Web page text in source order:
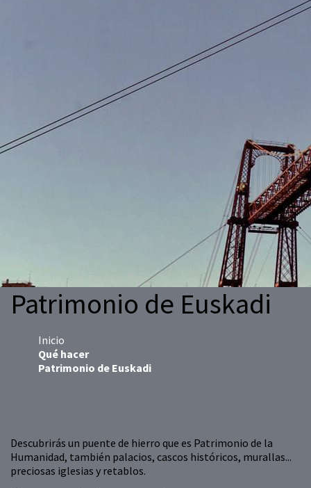
Patrimonio de Euskadi
Inicio
Qué hacer
Patrimonio de Euskadi
Descubrirás un puente de hierro que es Patrimonio de la
Humanidad, también palacios, cascos históricos, murallas...
preciosas iglesias y retablos.